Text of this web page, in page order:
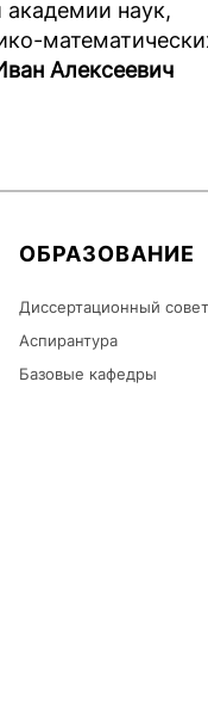
академии наук,
Алексеевич
ОБРАЗОВАНИЕ
Диссертационный совет
Аспирантура
Базовые кафедры